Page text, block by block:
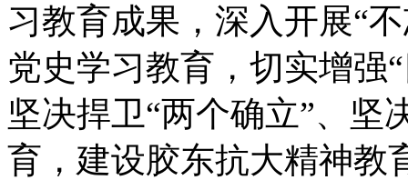
习教育成果，深入开展“
党史学习教育，切实增强
坚决捍卫“两个确立”、坚
育，建设胶东抗大精神教